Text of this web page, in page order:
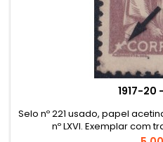
1917-20 -
Selo nº 221 usado, papel
nº LXVI. Exemplar com